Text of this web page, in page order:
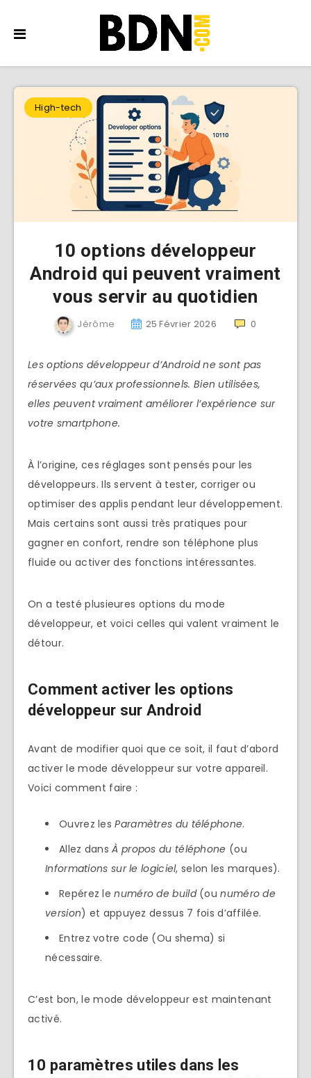
High-tech
10 options développeur
Android qui peuvent vraiment
vous servir au quotidien
Jérôme 25 Février 2026 0
Les options développeur d’Android ne sont pas
réservées qu’aux professionnels. Bien utilisées,
elles peuvent vraiment améliorer l’expérience sur
votre smartphone.
À l’origine, ces réglages sont pensés pour les
développeurs. Ils servent à tester, corriger ou
optimiser des applis pendant leur développement.
Mais certains sont aussi très pratiques pour
gagner en confort, rendre son téléphone plus
fluide ou activer des fonctions intéressantes.
On a testé plusieures options du mode
développeur, et voici celles qui valent vraiment le
détour.
Comment activer les options
développeur sur Android
Avant de modifier quoi que ce soit, il faut d’abord
activer le mode développeur sur votre appareil.
Voici comment faire :
Ouvrez lesParamètres du téléphone.
Allez dansÀ propos du téléphone (ou
Informations sur le logiciel, selon les marques).
Repérez lenuméro de build(ounuméro de
version) et appuyez dessus 7 fois d’affilée.
Entrez votre code (Ou shema) si
nécessaire.
C’est bon, le mode développeur est maintenant
activé.
10 paramètres utiles dans les